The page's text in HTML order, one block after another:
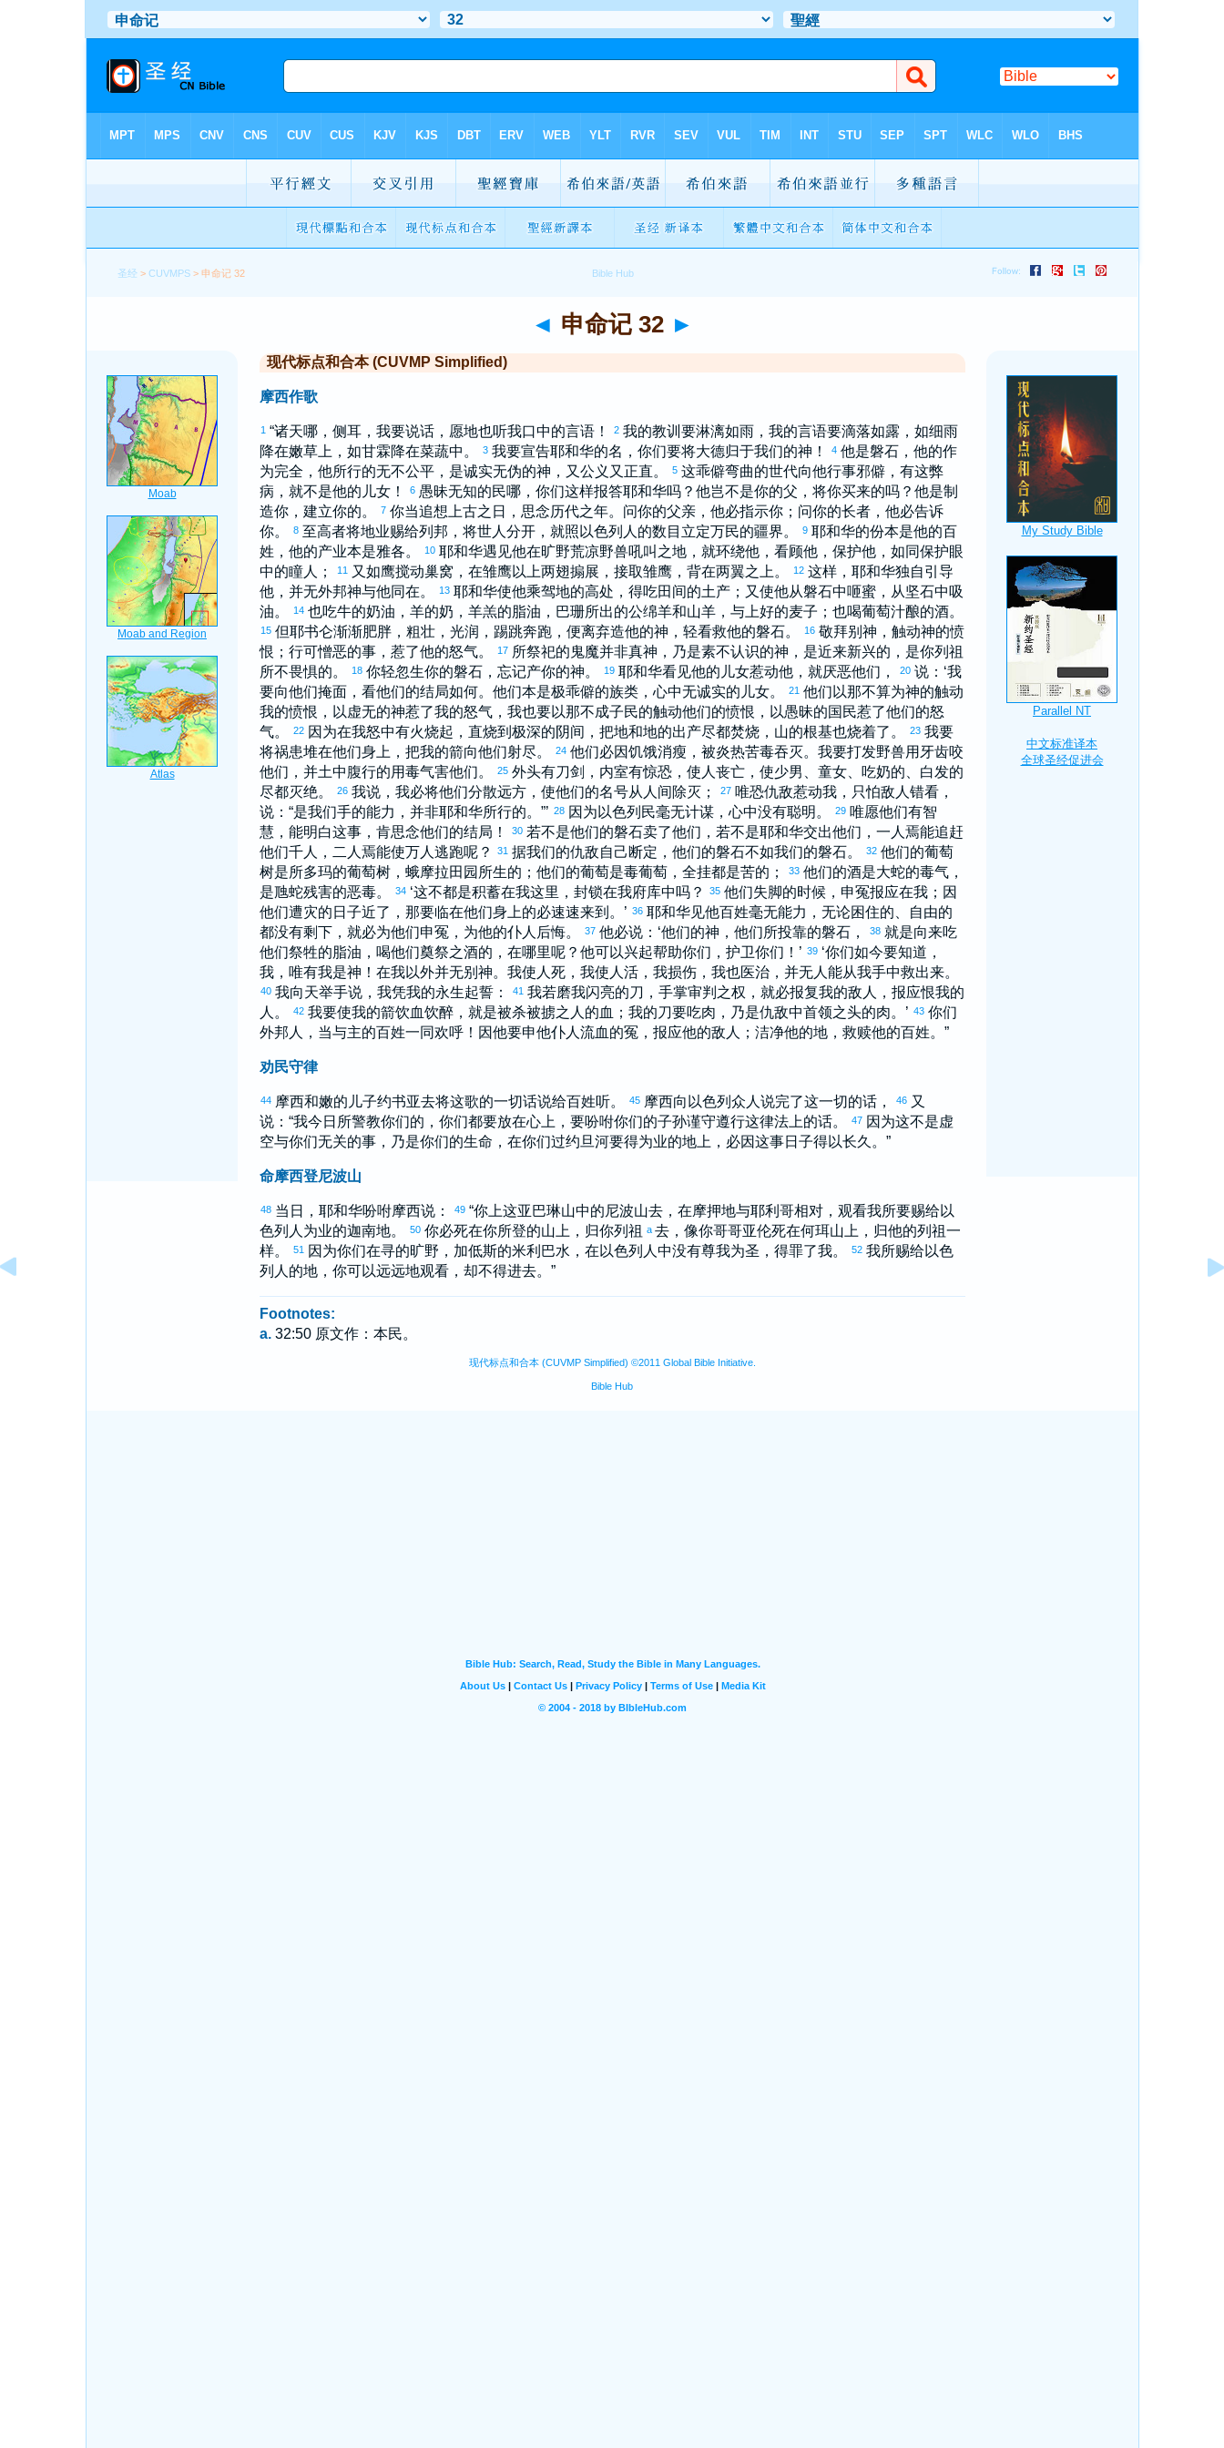
圣经 >CUVMPS > 申命记 32
◄ 申命记 32 ►
现代标点和合本 (CUVMP Simplified)
摩西作歌
1 “诸天哪，侧耳，我要说话，愿地也听我口中的言语！ 2 我的教训要淋漓如雨，我的言语要滴落如露，如细雨
降在嫩草上，如甘霖降在菜蔬中。
3 我要宣告耶和华的名，你们要将大德归于我们的神！ 4 他是磐石，他的作
为完全，他所行的无不公平，是诚实无伪的神，又公义又正直。
5 这乖僻弯曲的世代向他行事邪僻，有这弊
病，就不是他的儿女！
6 愚昧无知的民哪，你们这样报答耶和华吗？他岂不是你的父，将你买来的吗？他是制
造你，建立你的。
7 你当追想上古之日，思念历代之年。问你的父亲，他必指示你；问你的长者，他必告诉
你。
8 至高者将地业赐给列邦，将世人分开，就照 以色列 人的数目立定万民的疆界。 9 耶和华的份本是他的百
姓，他的产业本是雅各。 10 耶和华遇见他在旷野荒凉野兽吼叫之地，就环绕他，看顾他，保护他，如同保护眼
中的瞳人；
11 又如鹰搅动巢窝，在雏鹰以上两翅搧展，接取雏鹰，背在两翼之上。 12 这样，耶和华独自引导
他，并无外邦神与他同在。
13 耶和华使他乘驾地的高处，得吃田间的土产；又使他从磐石中咂蜜，从坚石中吸
油。
14 也吃牛的奶油，羊的奶，羊羔的脂油， 巴珊所出的公绵羊和山羊，与上好的麦子；也喝葡萄汁酿的酒。
15 但耶书仑渐渐肥胖，粗壮，光润，踢跳奔跑，便离弃造他的神，轻看救他的磐石。 16 敬拜别神，触动神的愤
恨；行可憎恶的事，惹了他的怒气。
17 所祭祀的鬼魔并非真神，乃是素不认识的神，是近来新兴的，是你列祖
所不畏惧的。
18 你轻忽生你的磐石，忘记产你的神。 19 耶和华看见他的儿女惹动他，就厌恶他们， 20 说：‘我
要向他们掩面，看他们的结局如何。他们本是极乖僻的族类，心中无诚实的儿女。
21 他们以那不算为神的触动
我的愤恨，以虚无的神惹了我的怒气，我也要以那不成子民的触动他们的愤恨，以愚昧的国民惹了他们的怒
气。
22 因为在我怒中有火烧起，直烧到极深的阴间，把地和地的出产尽都焚烧，山的根基也烧着了。 23 我要
将祸患堆在他们身上，把我的箭向他们射尽。
24 他们必因饥饿消瘦，被炎热苦毒吞灭。我要打发野兽用牙齿咬
他们，并土中腹行的用毒气害他们。
25 外头有刀剑，内室有惊恐，使人丧亡，使少男、童女、吃奶的、白发的
尽都灭绝。
26 我说，我必将他们分散远方，使他们的名号从人间除灭； 27 唯恐仇敌惹动我，只怕敌人错看，
说：“是我们手的能力，并非耶和华所行的。”’ 28 因为 以色列 民毫无计谋，心中没有聪明。 29 唯愿他们有智
慧，能明白这事，肯思念他们的结局！
30 若不是他们的磐石卖了他们，若不是耶和华交出他们，一人焉能追赶
他们千人，二人焉能使万人逃跑呢？
31 据我们的仇敌自己断定，他们的磐石不如我们的磐石。 32 他们的葡萄
树是所多玛的葡萄树， 蛾摩拉田园所生的；他们的葡萄是毒葡萄，全挂都是苦的； 33 他们的酒是大蛇的毒气，
是虺蛇残害的恶毒。
34 ‘这不都是积蓄在我这里，封锁在我府库中吗？ 35 他们失脚的时候，申冤报应在我；因
他们遭灾的日子近了，那要临在他们身上的必速速来到。’ 36 耶和华见他百姓毫无能力，无论困住的、自由的
都没有剩下，就必为他们申冤，为他的仆人后悔。
37 他必说：‘他们的神，他们所投靠的磐石， 38 就是向来吃
他们祭牲的脂油，喝他们奠祭之酒的，在哪里呢？他可以兴起帮助你们，护卫你们！’ 39 ‘你们如今要知道，
我，唯有我是神！在我以外并无别神。我使人死，我使人活，我损伤，我也医治，并无人能从我手中救出来。
40 我向天举手说，我凭我的永生起誓： 41 我若磨我闪亮的刀，手掌审判之权，就必报复我的敌人，报应恨我的
人。
42 我要使我的箭饮血饮醉，就是被杀被掳之人的血；我的刀要吃肉，乃是仇敌中首领之头的肉。’ 43 你们
外邦人，当与主的百姓一同欢呼！因他要申他仆人流血的冤，报应他的敌人；洁净他的地，救赎他的百姓。”
劝民守律
44 摩西和嫩的儿子约书亚去将这歌的一切话说给百姓听。 45 摩西向 以色列 众人说完了这一切的话， 46 又
说：“我今日所警教你们的，你们都要放在心上，要吩咐你们的子孙谨守遵行这律法上的话。
47 因为这不是虚
空与你们无关的事，乃是你们的生命，在你们过约旦河要得为业的地上，必因这事日子得以长久。”
命摩西登尼波山
48 当日，耶和华吩咐摩西说： 49 “你上这亚巴琳山中的尼波山去，在摩押地与耶利哥相对，观看我所要赐给以
色列 人为业的迦南地。 50 你必死在你所登的山上，归你列祖 a 去，像你哥哥亚伦死在何珥山上，归他的列祖一
样。
51 因为你们在寻的旷野， 加低斯的米利巴水，在 以色列 人中没有尊我为圣，得罪了我。 52 我所赐给以色
列 人的地，你可以远远地观看，却不得进去。”
Footnotes:
a. 32:50 原文作：本民。
现代标点和合本 (CUVMP Simplified) ©2011 Global Bible Initiative.
Bible Hub